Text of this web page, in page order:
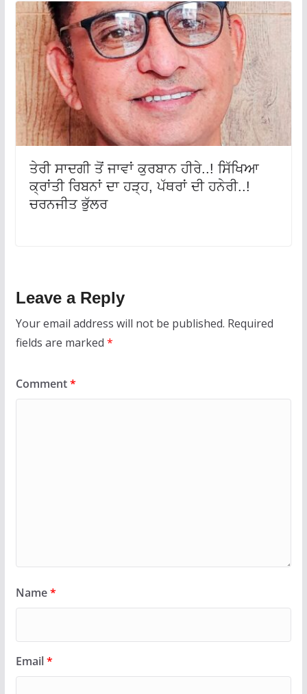
ਤੇਰੀ ਸਾਦਗੀ ਤੋਂ ਜਾਵਾਂ ਕੁਰਬਾਨ ਹੀਰੇ..! ਸਿੱਖਿਆ
ਕ੍ਰਾਂਤੀ ਰਿਬਨਾਂ ਦਾ ਹੜ੍ਹ, ਪੱਥਰਾਂ ਦੀ ਹਨੇਰੀ..!
ਚਰਨਜੀਤ ਭੁੱਲਰ
Leave a Reply
Your email address will not be published. Required
fields are marked *
Comment*
Name*
Email*